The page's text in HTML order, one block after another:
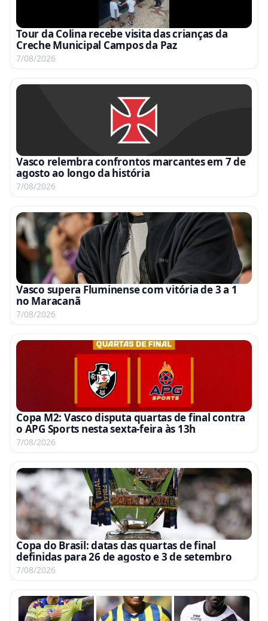
Tour da Colina recebe visita das crianças da
Creche Municipal Campos da Paz
7/08/2026
Vasco relembra confrontos marcantes em 7 de
agosto ao longo da história
7/08/2026
Vasco supera Fluminense com vitória de 3 a 1
no Maracanã
7/08/2026
Copa M2: Vasco disputa quartas de final contra
o APG Sports nesta sexta-feira às 13h
7/08/2026
Copa do Brasil: datas das quartas de final
definidas para 26 de agosto e 3 de setembro
7/08/2026